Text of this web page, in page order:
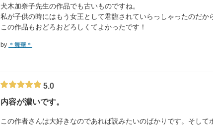
犬木加奈子先生の作品でも古いものですね。
私が子供の時にはもう女王として君臨されていらっしゃったのだか
この作品もおどろおどろしくてよかったです！
by ＊舞華＊
5.0
内容が濃いです。
この作者さんは大好きなのであれば読みたいのばかりです。そし